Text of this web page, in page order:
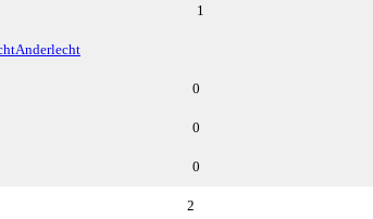
1
Anderlecht
0
0
0
2